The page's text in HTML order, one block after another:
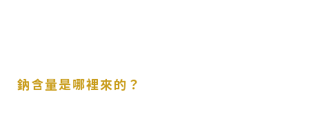
鈉含量是哪裡來的？